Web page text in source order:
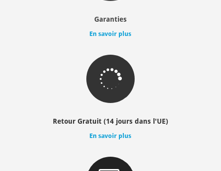
Garanties
En savoir plus

Retour Gratuit (14 jours dans l'UE)
En savoir plus